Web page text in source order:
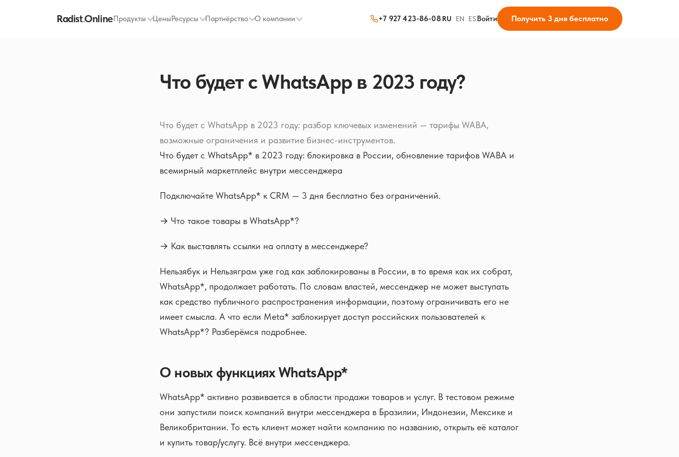
Radist.OnlineПродукты ЦеныРесурсы Партнёрство О компании +7 927 423-86-08 RU · EN · ESВойти Получить 3 дня бесплатно
Что будет с WhatsApp в 2023 году?
Что будет с WhatsApp в 2023 году: разбор ключевых изменений — тарифы WABA,
возможные ограничения и развитие бизнес-инструментов.
Что будет с WhatsApp* в 2023 году: блокировка в России, обновление тарифов WABA и
всемирный маркетплейс внутри мессенджера
Подключайте WhatsApp* к CRM — 3 дня бесплатно без ограничений.
→ Что такое товары в WhatsApp*?
→ Как выставлять ссылки на оплату в мессенджере?
Нельзябук и Нельзяграм уже год как заблокированы в России, в то время как их собрат,
WhatsApp*, продолжает работать. По словам властей, мессенджер не может выступать
как средство публичного распространения информации, поэтому ограничивать его не
имеет смысла. А что если Meta* заблокирует доступ российских пользователей к
WhatsApp*? Разберёмся подробнее.
О новых функциях WhatsApp*
WhatsApp* активно развивается в области продажи товаров и услуг. В тестовом режиме
они запустили поиск компаний внутри мессенджера в Бразилии, Индонезии, Мексике и
Великобритании. То есть клиент может найти компанию по названию, открыть её каталог
и купить товар/услугу. Всё внутри мессенджера.